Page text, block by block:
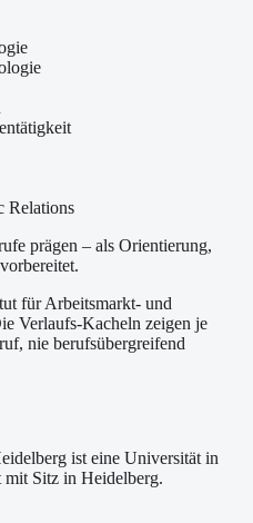
Relations
prägen – als Orientierung,
für Arbeitsmarkt- und
Verlaufs-Kacheln zeigen je
nie berufsübergreifend
ist eine Universität in
mit Sitz in Heidelberg.